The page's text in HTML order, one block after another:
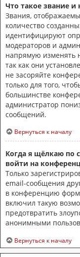
Что такое звание и
Звания,
количество
идентифицируют
модераторов и
напрямую изменять
так как они
не засоряйте
только для того,
большинстве
администратор
сообщений.
Вернуться к началу
Когда я щёлкаю по
войти на
Только
email-сообщения
в конференцию
включил такую
предотвратить
анонимными
Вернуться к началу